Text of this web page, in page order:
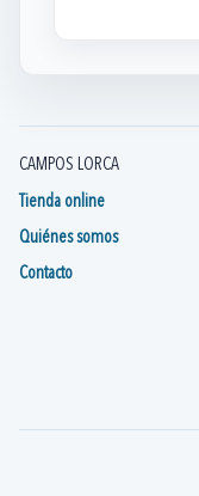
CAMPOS LORCA
Tienda online
Quiénes somos
Contacto